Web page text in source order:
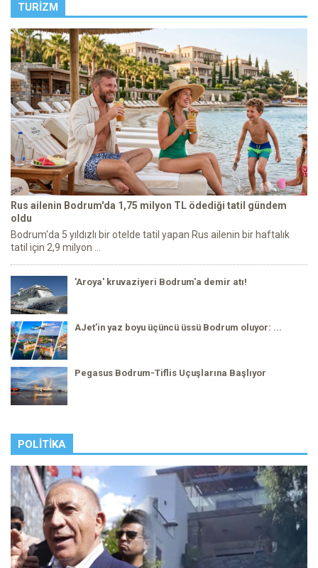
TURIZM
Rus ailenin Bodrum'da 1,75 milyon TL ödediği tatil gündem
oldu
Bodrum'da 5 yıldızlı bir otelde tatil yapan Rus ailenin bir haftalık
tatil için 2,9 milyon ...
'Aroya' kruvaziyeri Bodrum'a demir atı!
AJet’in yaz boyu üçüncü üssü Bodrum oluyor: ...
Pegasus Bodrum-Tiflis Uçuşlarına Başlıyor
POLITIKA